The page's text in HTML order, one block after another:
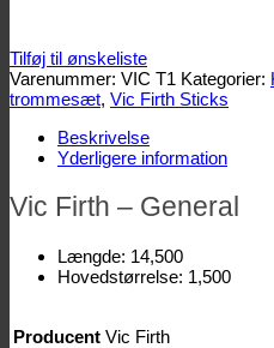
Tilføj til ønskeliste
Varenummer: VIC T1 Kategorier:
trommesæt, Vic Firth Sticks
Beskrivelse
Yderligere information
Vic Firth – General
Længde: 14,500
Hovedstørrelse: 1,500
Producent Vic Firth